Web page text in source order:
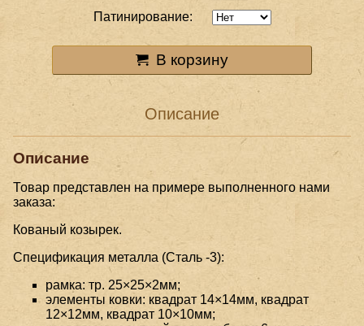
Патинирование:
В корзину
Описание
Описание
Товар представлен на примере выполненного нами
заказа:
Кованый козырек.
Спецификация металла (Сталь -3):
рамка: тр. 25×25×2мм;
элементы ковки: квадрат 14×14мм, квадрат
12×12мм, квадрат 10×10мм;